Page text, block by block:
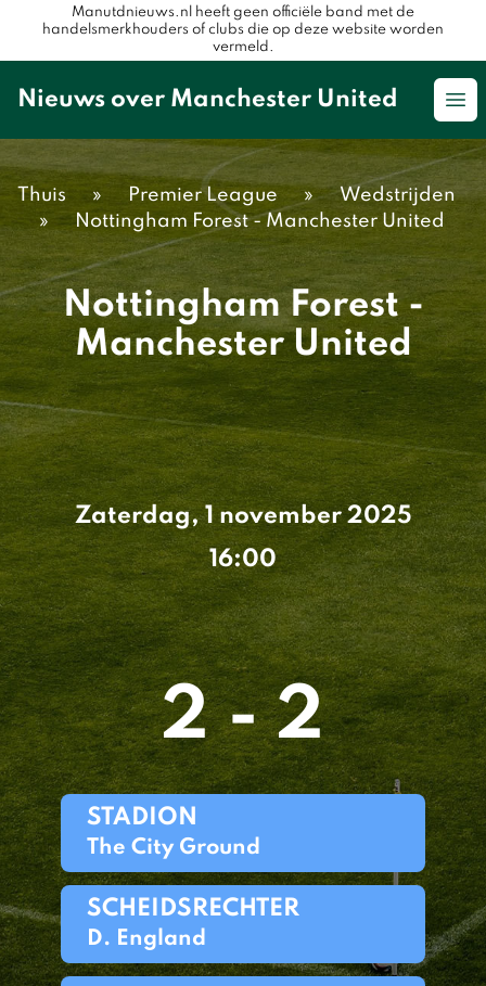
Manutdnieuws.nl heeft geen officiële band met de
handelsmerkhouders of clubs die op deze website worden
vermeld.
Nieuws over Manchester United
Thuis » Premier League »
Wedstrijden
»
Nottingham Forest - Manchester United
Nottingham Forest -
Manchester United
Zaterdag, 1 november 2025
16:00
2 - 2
STADION
The City Ground
SCHEIDSRECHTER
D. England